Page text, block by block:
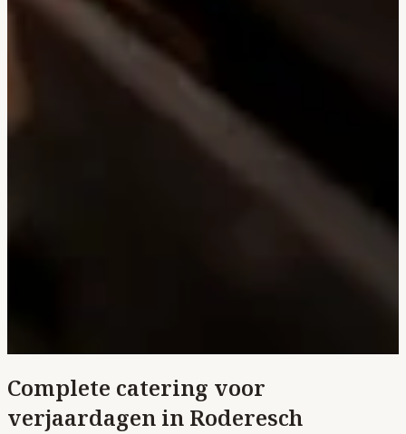
Complete catering voor
verjaardagen in Roderesch